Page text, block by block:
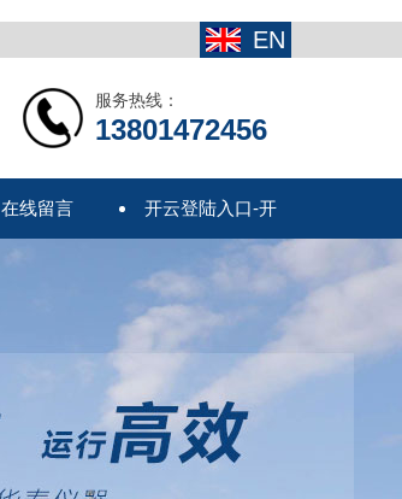
EN
服务热线：
13801472456
在线留言 开云登陆入口-开
云online(中国)